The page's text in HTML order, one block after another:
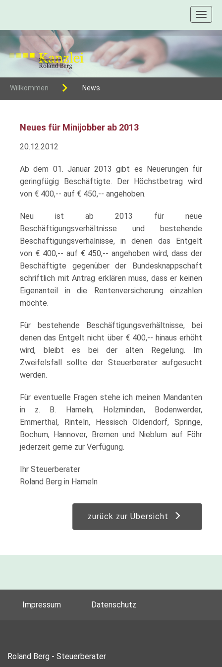
Willkommen News
Neues für Minijobber ab 2013
20.12.2012
Ab dem 01. Januar 2013 gibt es Neuerungen für
geringfügig Beschäftigte. Der Höchstbetrag wird
von € 400,-- auf € 450,-- angehoben.
Neu ist ab 2013 für neue
Beschäftigungsverhältnisse und bestehende
Beschäftigungsverhälnisse, in denen das Entgelt
von € 400,-- auf € 450,-- angehoben wird, dass der
Beschäftigte gegenüber der Bundesknappschaft
schriftlich mit Antrag erklären muss, dass er keinen
Eigenanteil in die Rentenversicherung einzahlen
möchte.
Für bestehende Beschäftigungsverhältnisse, bei
denen das Entgelt nicht über € 400,-- hinaus erhöht
wird, bleibt es bei der alten Regelung. Im
Zweifelsfall sollte der Steuerberater aufgesucht
werden.
Für eventuelle Fragen stehe ich meinen Mandanten
in z. B. Hameln, Holzminden, Bodenwerder,
Emmerthal, Rinteln, Hessisch Oldendorf, Springe,
Bochum, Hannover, Bremen und Nieblum auf Föhr
jederzeit gerne zur Verfügung.
Ihr Steuerberater
Roland Berg in Hameln
zurück zur Übersicht
Impressum Datenschutz
Roland Berg - Steuerberater